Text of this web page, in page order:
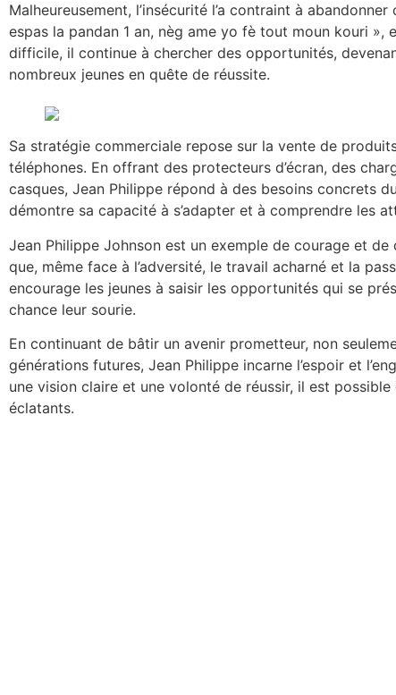
Malheureusement, l’insécurité l’a contraint à
espas la pandan 1 an, nèg ame yo fè tout moun kouri
difficile, il continue à chercher des opportunités,
nombreux jeunes en quête de réussite.
Sa stratégie commerciale repose sur la vente de
téléphones. En offrant des protecteurs d’écran, des
casques, Jean Philippe répond à des besoins concrets
démontre sa capacité à s’adapter et à comprendre les
Jean Philippe Johnson est un exemple de courage et
que, même face à l’adversité, le travail acharné et la
encourage les jeunes à saisir les opportunités qui se
chance leur sourie.
En continuant de bâtir un avenir prometteur, non
générations futures, Jean Philippe incarne l’espoir et
une vision claire et une volonté de réussir, il est
éclatants.